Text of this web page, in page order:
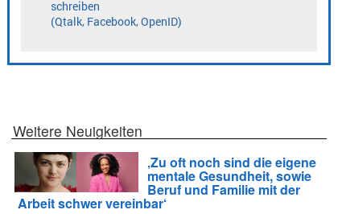
Weitere Neuigkeiten
‚Zu oft noch sind die eigene
mentale Gesundheit, sowie
Beruf und Familie mit der
Arbeit schwer vereinbar‘